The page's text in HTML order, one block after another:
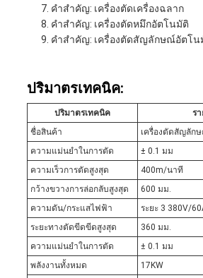
คําสําคัญ: เครื่องตัดเครื่องฉลาก
คําสําคัญ: เครื่องตัดหมึกอัตโนมัติ
คําสําคัญ: เครื่องตัดสัญลักษณ์อัตโน
ปริมาตรเทคนิค:
ปริมาตรเทคนิค
ร
ชื่อสินค้า
เครื่องตัดสัญลัก
ความแม่นยําในการตัด
± 0.1 มม
ความเร็วการตัดสูงสุด
400m/นาที
กว้างขวางการล่อกลับสูงสุด
600 มม.
ความดัน/กระแสไฟฟ้า
ระยะ 3 380V/
ระยะทางตัดขีดขีดสูงสุด
360 มม.
ความแม่นยําในการตัด
± 0.1 มม
พลังงานทั้งหมด
17KW